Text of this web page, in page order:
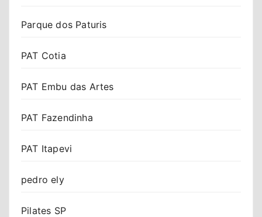
Parque dos Paturis
PAT Cotia
PAT Embu das Artes
PAT Fazendinha
PAT Itapevi
pedro ely
Pilates SP